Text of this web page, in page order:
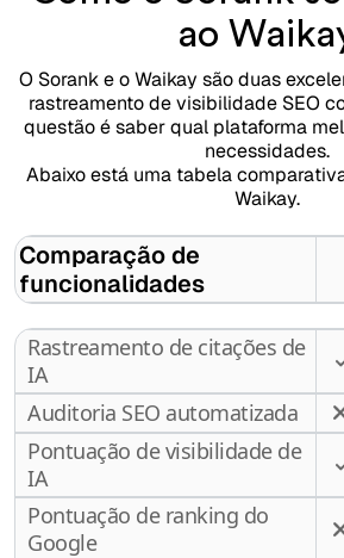
ao
O Sorank e o Waikay são duas
rastreamento de visibilidade SEO
questão é saber qual plataforma
necessidades.
Abaixo está uma tabela
Waikay.
Comparação de
funcionalidades
Rastreamento de citações de
IA
Auditoria SEO automatizada
Pontuação de visibilidade de
IA
Pontuação de ranking do
Google